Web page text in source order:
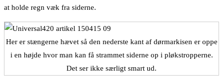
at holde regn væk fra siderne.
Her er stængerne hævet så den nederste kant af dørmarkisen er oppe
i en højde hvor man kan få strammet siderne op i pløkstropperne.
Det ser ikke særligt smart ud.